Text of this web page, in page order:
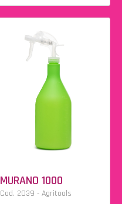
MURANO 1000
Cod. 2039 - Agritools